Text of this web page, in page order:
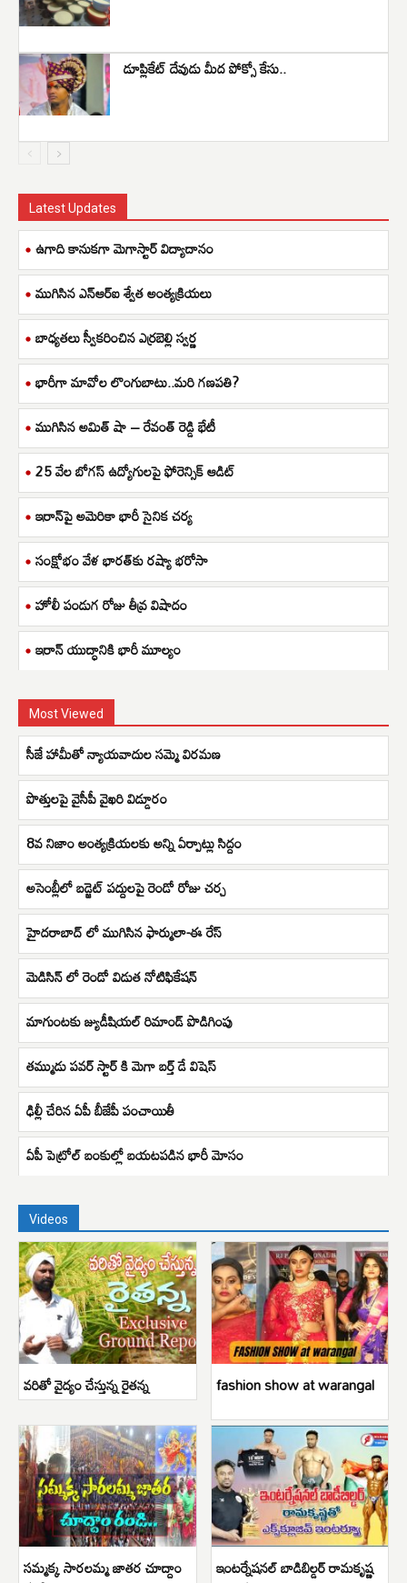
డూప్లికేట్ దేవుడు మీద పోక్సో కేసు..
Latest Updates
ఉగాది కానుకగా మెగాస్టార్ విద్యాదానం
ముగిసిన ఎన్ఆర్ఐ శ్వేత అంత్యక్రియలు
బాధ్యతలు స్వీకరించిన ఎర్రబెల్లి స్వర్ణ
భారీగా మావోల లొంగుబాటు..మరి గణపతి?
ముగిసిన అమిత్ షా – రేవంత్ రెడ్డి భేటీ
25 వేల బోగస్ ఉద్యోగులపై ఫోరెన్సిక్ ఆడిట్
ఇరాన్‌పై అమెరికా భారీ సైనిక చర్య
సంక్షోభం వేళ భారత్‌కు రష్యా భరోసా
హోలీ పండుగ రోజు తీవ్ర విషాదం
ఇరాన్ యుద్ధానికి భారీ మూల్యం
Most Viewed
సీజే హామీతో న్యాయవాదుల సమ్మె విరమణ
పొత్తులపై వైసీపీ వైఖరి విడ్డూరం
8వ నిజాం అంత్యక్రియలకు అన్ని ఏర్పాట్లు సిద్దం
అసెంబ్లీలో బడ్జెట్ పద్దులపై రెండో రోజు చర్చ
హైదరాబాద్ లో ముగిసిన ఫార్ములా-ఈ రేస్
మెడిసిన్ లో రెండో విడుత నోటిఫికేషన్
మాగుంటకు జ్యుడీషియల్ రిమాండ్ పొడిగింపు
తమ్ముడు పవర్ స్టార్ కి మెగా బర్త్ డే విషెస్
ఢిల్లీ చేరిన ఏపీ బీజేపీ పంచాయితీ
ఏపీ పెట్రోల్ బంకుల్లో బయటపడిన భారీ మోసం
Videos
వరితో వైద్యం చేస్తున్న రైతన్న fashion show at warangal
సమ్మక్క సారలమ్మ జాతర చూద్దాం ఇంటర్నేషనల్ బాడిబిల్డర్ రామకృష్ణ